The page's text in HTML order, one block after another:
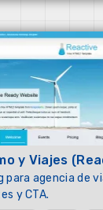
y Viajes
para agencia de
y CTA.